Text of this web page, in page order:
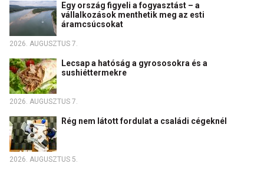
Egy ország figyeli a fogyasztást – a
vállalkozások menthetik meg az esti
áramcsúcsokat
2026. AUGUSZTUS 7.
Lecsap a hatóság a gyrososokra és a
sushiéttermekre
2026. AUGUSZTUS 7.
Rég nem látott fordulat a családi cégeknél
2026. AUGUSZTUS 5.